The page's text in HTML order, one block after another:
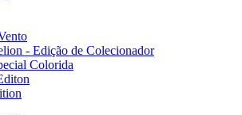
- Edição de Colecionador
Colorida